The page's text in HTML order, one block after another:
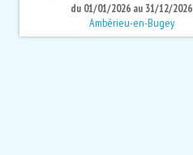
du 01/01/2026 au 31/12/2026
Ambérieu-en-Bugey